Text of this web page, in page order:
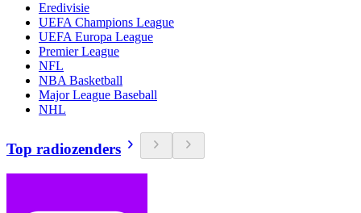
Eredivisie
UEFA Champions League
UEFA Europa League
Premier League
NFL
NBA Basketball
Major League Baseball
NHL
Top radiozenders